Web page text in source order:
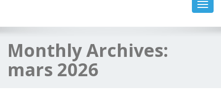
Monthly Archives:
mars 2026